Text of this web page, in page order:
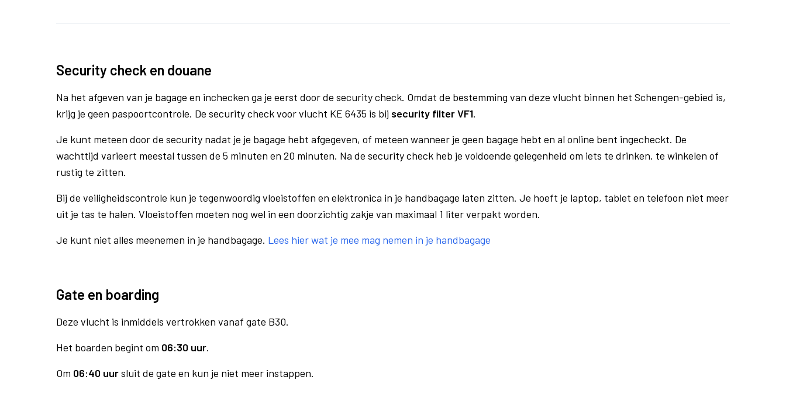
Security check en douane
Na het afgeven van je bagage en inchecken ga je eerst door de security check. Omdat de bestemming van deze vlucht binnen het Schengen-gebied is,
krijg je geen paspoortcontrole. De security check voor vlucht KE 6435 is bij security filter VF1.
Je kunt meteen door de security nadat je je bagage hebt afgegeven, of meteen wanneer je geen bagage hebt en al online bent ingecheckt. De
wachttijd varieert meestal tussen de 5 minuten en 20 minuten. Na de security check heb je voldoende gelegenheid om iets te drinken, te winkelen of
rustig te zitten.
Bij de veiligheidscontrole kun je tegenwoordig vloeistoffen en elektronica in je handbagage laten zitten. Je hoeft je laptop, tablet en telefoon niet meer
uit je tas te halen. Vloeistoffen moeten nog wel in een doorzichtig zakje van maximaal 1 liter verpakt worden.
Je kunt niet alles meenemen in je handbagage. Lees hier wat je mee mag nemen in je handbagage
Gate en boarding
Deze vlucht is inmiddels vertrokken vanaf gate B30.
Het boarden begint om 06:30 uur.
Om 06:40 uursluit de gate en kun je niet meer instappen.